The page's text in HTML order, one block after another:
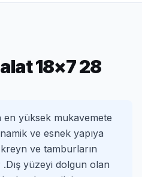
18×7 28
en yüksek mukavemete
ve esnek yapıya
ve tamburların
yüzeyi dolgun olan